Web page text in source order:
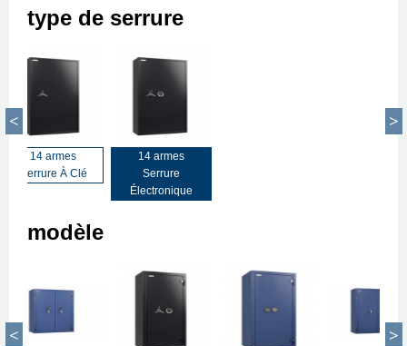
type de serrure
14 armes
Serrure À Clé
14 armes
Serrure
Électronique
modèle